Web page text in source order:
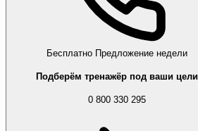
Бесплатно Предложение недели
Подберём тренажёр под ваши цели
0 800 330 295